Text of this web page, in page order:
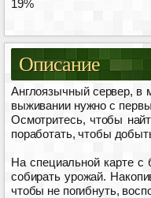
19%
Описание
Англоязычный сервер, в
выживании нужно с
Осмотритесь, чтобы
поработать, чтобы
На специальной карте
собирать урожай.
чтобы не погибнуть,